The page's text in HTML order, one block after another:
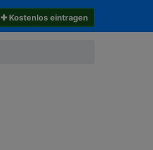
✚ Kostenlos eintragen